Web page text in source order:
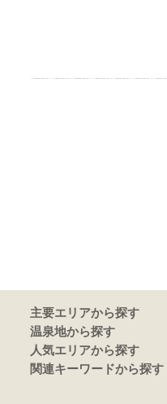
主要エリアから探す
温泉地から探す
人気エリアから探す
関連キーワードから探す